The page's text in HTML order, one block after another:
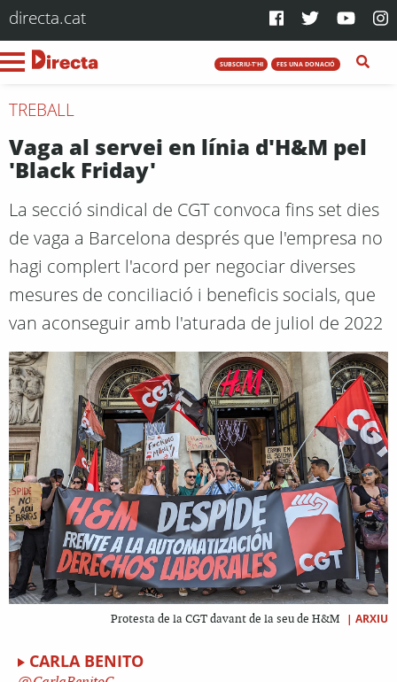
directa.cat
SUBSCRIU-T'HI FES UNA DONACIÓ
TREBALL
Vaga al servei en línia d'H&M pel
'Black Friday'
La secció sindical de CGT convoca fins set dies
de vaga a Barcelona després que l'empresa no
hagi complert l'acord per negociar diverses
mesures de conciliació i beneficis socials, que
van aconseguir amb l'aturada de juliol de 2022
Protesta de la CGT davant de la seu de H&M | ARXIU
CARLA BENITO